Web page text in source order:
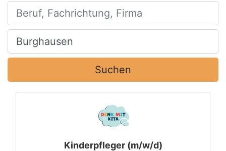
Beruf, Fachrichtung, Firma
Ort, Stadt
Suchen
Kinderpfleger (m/w/d)